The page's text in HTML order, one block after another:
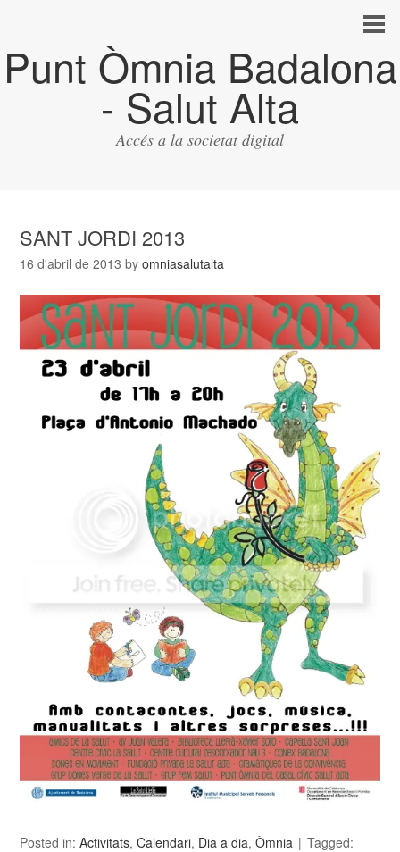
Punt Òmnia Badalona
- Salut Alta
Accés a la societat digital
SANT JORDI 2013
16 d'abril de 2013 byomniasalutalta
Posted in:Activitats,Calendari, Dia a dia,Òmnia
Tagged: